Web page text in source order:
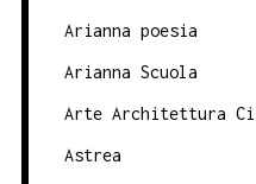
Arianna poesia
Arianna Scuola
Arte Architettura
Astrea